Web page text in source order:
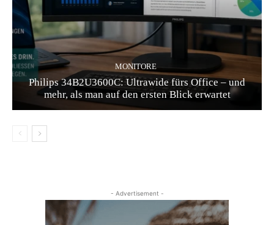
MONITORE
Philips 34B2U3600C: Ultrawide fürs Office – und
mehr, als man auf den ersten Blick erwartet
- Advertisement -